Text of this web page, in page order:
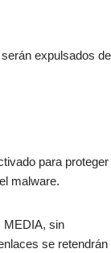
expulsados de
para proteger
malware.
MEDIA, sin
se retendrán